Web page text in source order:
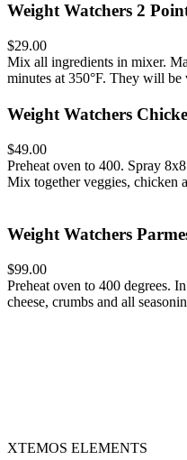
Weight Watchers 2
$29.00
Mix all ingredients in mixer.
minutes at 350°F. They will be
Weight Watchers
$49.00
Preheat oven to 400. Spray
Mix together veggies, chicken
Weight Watchers
$99.00
Preheat oven to 400 degrees.
cheese, crumbs and all
XTEMOS ELEMENTS